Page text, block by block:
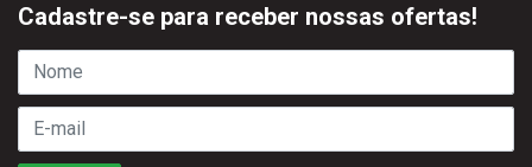
Cadastre-se para receber nossas ofertas!